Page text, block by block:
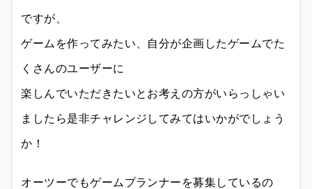
ですが、
ゲームを作ってみたい、自分が企画したゲームでた
くさんのユーザーに
楽しんでいただきたいとお考えの方がいらっしゃい
ましたら是非チャレンジしてみてはいかがでしょう
か！
オーツーでもゲームプランナーを募集しているの